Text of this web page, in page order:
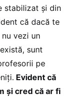
stabilizat și din
că dacă te
vezi un
sunt
pe
Evident că
și cred că ar fi